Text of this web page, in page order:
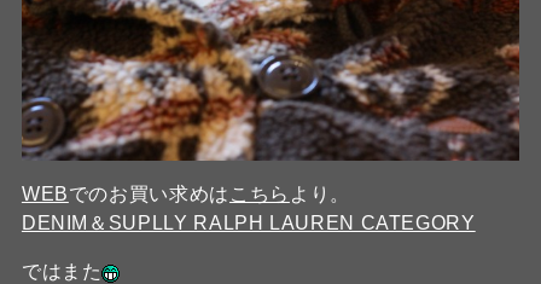
WEBでのお買い求めは こちら より。
DENIM＆SUPLLY RALPH LAUREN CATEGORY
ではまた